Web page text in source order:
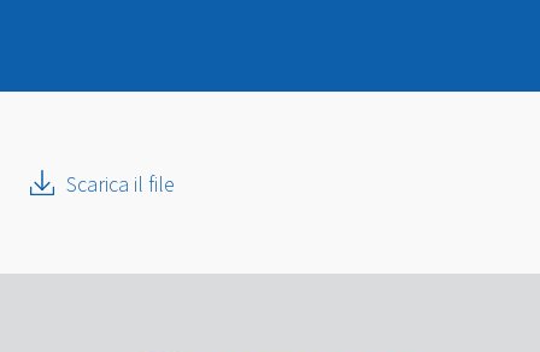
Scarica il file